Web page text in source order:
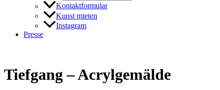
Kontaktformular
Kunst mieten
Instagram
Presse
Tiefgang – Acrylgemälde